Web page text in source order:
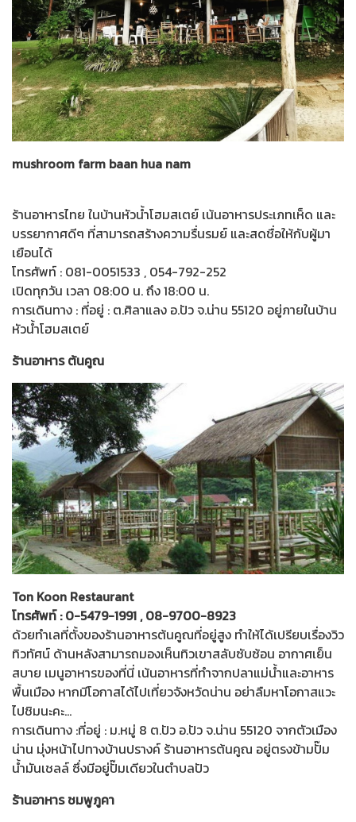
mushroom farm baan hua nam
ร้านอาหารไทย ในบ้านหัวน้ำโฮมสเตย์ เน้นอาหารประเภทเห็ด และ
บรรยากาศดีๆ ที่สามารถสร้างความรื่นรมย์ และสดชื่อให้กับผู้มา
เยือนได้
โทรศัพท์ : 081-0051533 , 054-792-252
เปิดทุกวัน เวลา 08:00 น. ถึง 18:00 น.
การเดินทาง : ที่อยู่ : ต.ศิลาแลง อ.ปัว จ.น่าน 55120 อยู่ภายในบ้าน
หัวน้ำโฮมสเตย์
ร้านอาหาร ต้นคูณ
Ton Koon Restaurant
โทรศัพท์ : 0-5479-1991 , 08-9700-8923
ด้วยทำเลที่ตั้งของร้านอาหารต้นคูณที่อยู่สูง ทำให้ได้เปรียบเรื่องวิว
ทิวทัศน์ ด้านหลังสามารถมองเห็นทิวเขาสลับซับซ้อน อากาศเย็น
สบาย เมนูอาหารของที่นี่ เน้นอาหารที่ทำจากปลาแม่น้ำและอาหาร
พื้นเมือง หากมีโอกาสได้ไปเที่ยวจังหวัดน่าน อย่าลืมหาโอกาสแวะ
ไปชิมนะคะ...
การเดินทาง :ที่อยู่ : ม.หมู่ 8 ต.ปัว อ.ปัว จ.น่าน 55120 จากตัวเมือง
น่าน มุ่งหน้าไปทางบ้านปรางค์ ร้านอาหารต้นคูณ อยู่ตรงข้ามปั๊ม
น้ำมันเชลล์ ซึ่งมีอยู่ปั๊มเดียวในตำบลปัว
ร้านอาหาร ชมพูภูคา